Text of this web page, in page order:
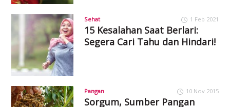
Sehat 1 Feb 2021
15 Kesalahan Saat Berlari:
Segera Cari Tahu dan Hindari!
Pangan 10 Nov 2015
Sorgum, Sumber Pangan